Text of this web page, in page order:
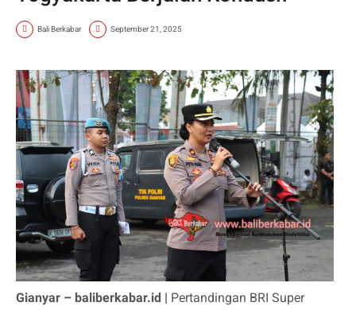
Bali Berkabar September 21, 2025
Gianyar – baliberkabar.id | Pertandingan BRI Super